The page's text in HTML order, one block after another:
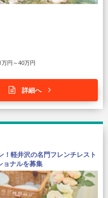
円～40万円
詳細へ
！軽井沢の名門フレンチレスト
ョナルを募集